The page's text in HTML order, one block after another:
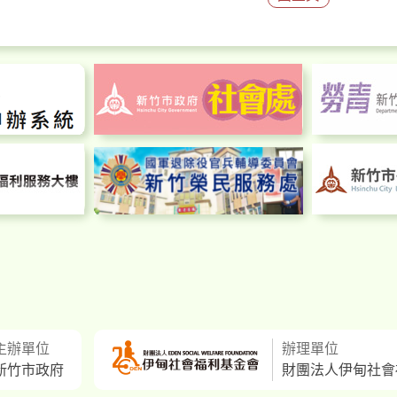
辦單位
竹市政府
辦理單位
財團法人伊甸社